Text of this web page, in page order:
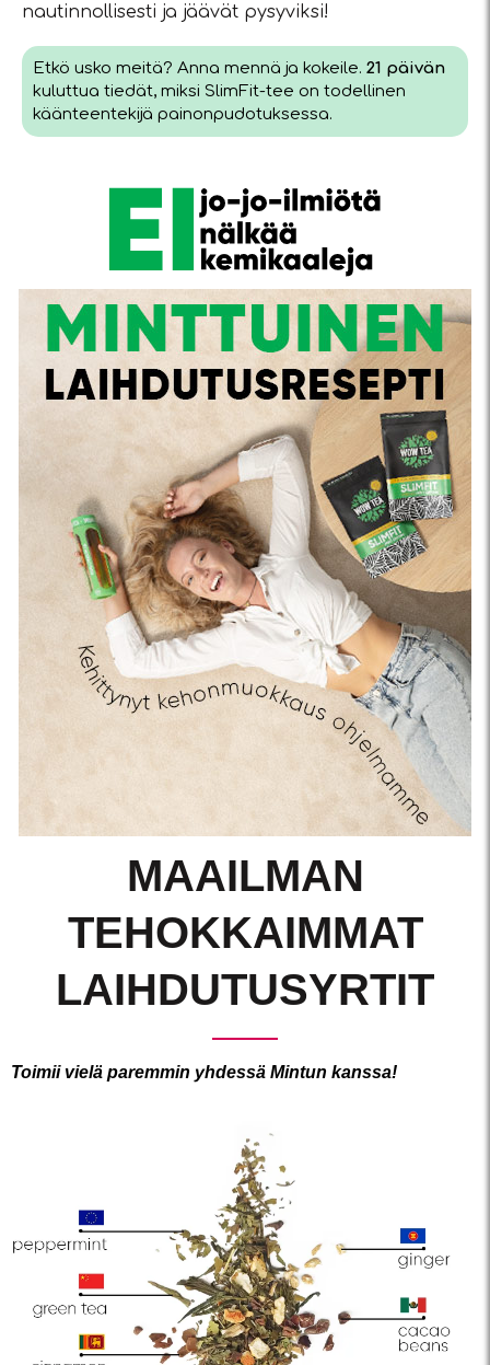
nautinnollisesti ja jäävät pysyviksi!
Etkö usko meitä? Anna mennä ja kokeile. 21 päivän
kuluttua tiedät, miksi SlimFit-tee on todellinen
käänteentekijä painonpudotuksessa.
MAAILMAN
TEHOKKAIMMAT
LAIHDUTUSYRTIT
Toimii vielä paremmin yhdessä Mintun kanssa!